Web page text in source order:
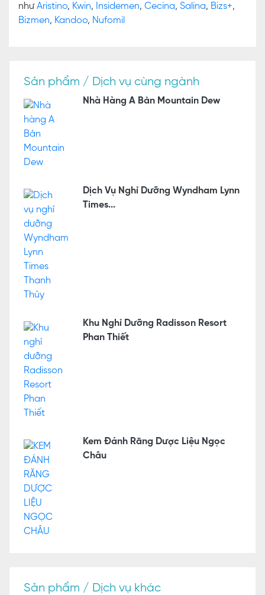
nhưAristino, Kwin, Insidemen, Cecina, Salina, Bizs+,
Bizmen, Kandoo, Nufomil
Sản phẩm / Dịch vụ cùng ngành
Nhà Hàng A Bản Mountain Dew
Dịch Vụ Nghỉ Dưỡng Wyndham Lynn
Times...
Khu Nghỉ Dưỡng Radisson Resort
Phan Thiết
Kem Đánh Răng Dược Liệu Ngọc
Châu
Sản phẩm / Dịch vụ khác